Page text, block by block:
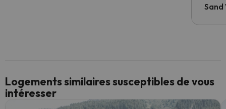
Sand
Logements similaires susceptibles de vous
intéresser